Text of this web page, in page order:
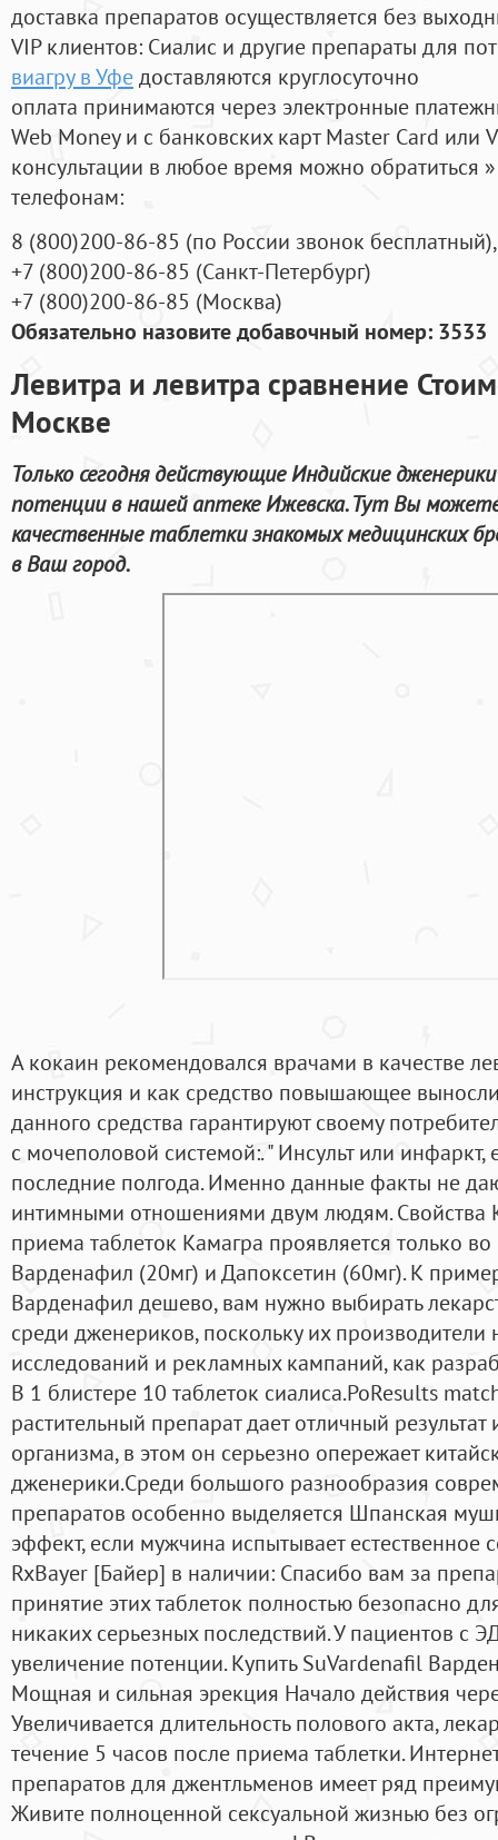
доставка препаратов осуществляется без
VIP клиентов: Сиалис и другие препараты для
виагру в Уфедоставляются круглосуточно
оплата принимаются через электронные
Web Money и с банковских карт Master Card или
консультации в любое время можно обратиться
телефонам:
8 (800)200-86-85 (по России звонок бесплатный),
+7 (800)200-86-85 (Санкт-Петербург)
+7 (800)200-86-85 (Москва)
Обязательно назовите добавочный номер: 3533
Левитра и левитра сравнение
Москве
Только сегодня действующие Индийские
потенции в нашей аптеке Ижевска. Тут Вы
качественные таблетки знакомых медицинских
в Ваш город.
А кокаин рекомендовался врачами в качестве
инструкция и как средство повышающее
данного средства гарантируют своему
с мочеполовой системой:. " Инсульт или инфаркт,
последние полгода. Именно данные факты не
интимными отношениями двум людям. Свойства
приема таблеток Камагра проявляется только
Варденафил (20мг) и Дапоксетин (60мг). К
Варденафил дешево, вам нужно выбирать
среди дженериков, поскольку их производители
исследований и рекламных кампаний, как
В 1 блистере 10 таблеток сиалиса.PoResults
растительный препарат дает отличный
организма, в этом он серьезно опережает
дженерики.Среди большого разнообразия
препаратов особенно выделяется Шпанская
эффект, если мужчина испытывает естественное
RxBayer [Байер] в наличии: Спасибо вам за
принятие этих таблеток полностью безопасно
никаких серьезных последствий. У пациентов с
увеличение потенции. Купить SuVardenafil
Мощная и сильная эрекция Начало действия
Увеличивается длительность полового акта,
течение 5 часов после приема таблетки.
препаратов для джентльменов имеет ряд
Живите полноценной сексуальной жизнью без